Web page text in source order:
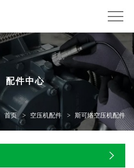
配件中心
首页 空压机配件 斯可络空压机配件